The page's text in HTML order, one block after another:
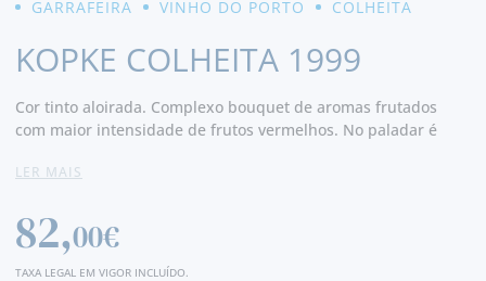
GARRAFEIRA VINHO DO PORTO COLHEITA
KOPKE COLHEITA 1999
Cor tinto aloirada. Complexo bouquet de aromas frutados
com maior intensidade de frutos vermelhos. No paladar é
persistente e muito agradável.
LER MAIS
82,00€
TAXA LEGAL EM VIGOR INCLUÍDO.